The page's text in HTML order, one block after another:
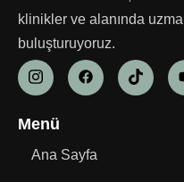
klinikler ve alanında
buluşturuyoruz.
Menü
Ana Sayfa